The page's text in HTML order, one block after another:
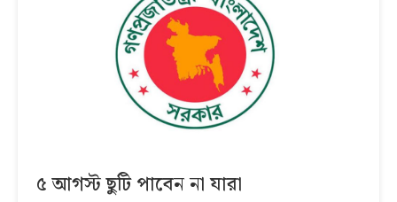
৫ আগস্ট ছুটি পাবেন না যারা